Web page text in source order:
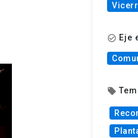
check_circle_outline Eje
local_offer